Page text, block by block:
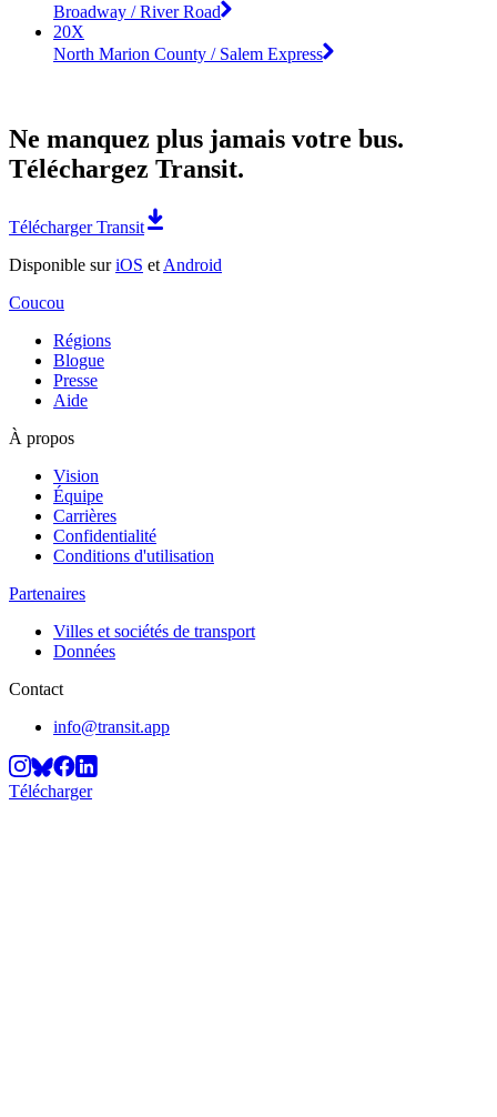
Broadway / River Road
20X
North Marion County / Salem Express
Ne manquez plus jamais votre bus.
Téléchargez Transit.
Télécharger Transit
Disponible suriOS et Android
Coucou
Régions
Blogue
Presse
Aide
À propos
Vision
Équipe
Carrières
Confidentialité
Conditions d'utilisation
Partenaires
Villes et sociétés de transport
Données
Contact
info@transit.app
Télécharger